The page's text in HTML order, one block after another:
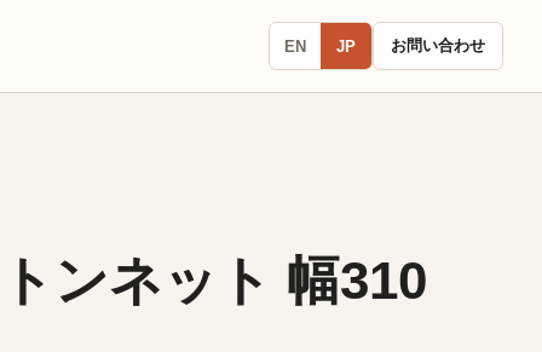
EN JP お問い合わせ
ンネット 幅310